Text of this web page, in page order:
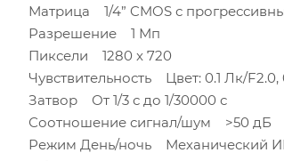
Матрица 1/4” CMOS с
Разрешение 1 Мп
Пиксели 1280 x 720
Чувствительность Цвет: 0.1 Лк/
Затвор От 1/3 с до 1/30000 с
Соотношение сигнал/шум >50 дБ
Режим День/ночь Механический